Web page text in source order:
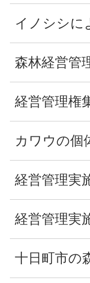
イノシシに
森林経営管
経営管理権
カワウの個
経営管理実
経営管理実
十日町市の